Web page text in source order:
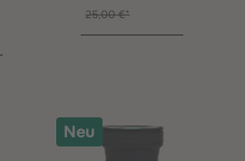
25,00 €*
Neu